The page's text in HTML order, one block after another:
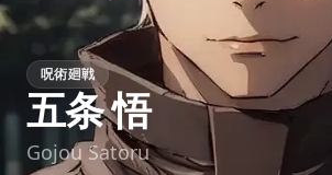
呪術廻戦
五条 悟
Gojou Satoru